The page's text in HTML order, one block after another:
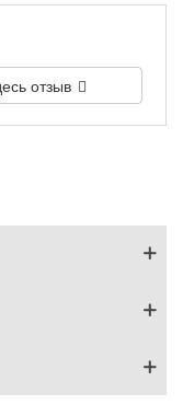
отзыв